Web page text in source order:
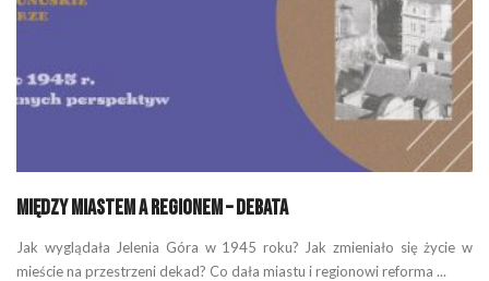
Między miastem a regionem – debata
Jak wyglądała Jelenia Góra w 1945 roku? Jak zmieniało się życie w
mieście na przestrzeni dekad? Co dała miastu i regionowi reforma ...